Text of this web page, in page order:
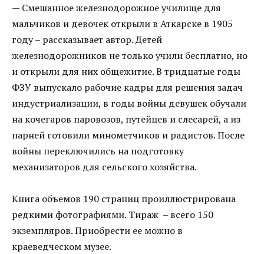
— Смешанное железнодорожное училище для
мальчиков и девочек открыли в Аткарске в 1905
году – рассказывает автор. Детей
железнодорожников не только учили бесплатно, но
и открыли для них общежитие. В тридцатые годы
ФЗУ выпускало рабочие кадры для решения задач
индустриализации, в годы войны девушек обучали
на кочегаров паровозов, путейцев и слесарей, а из
парней готовили минометчиков и радистов. После
войны переключились на подготовку
механизаторов для сельского хозяйства.
Книга объемов 190 страниц проиллюстрирована
редкими фотографиями. Тираж – всего 150
экземпляров. Приобрести ее можно в
краеведческом музее.